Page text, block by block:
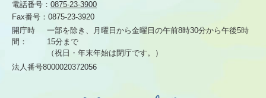
電話番号： 0875-23-3900
Fax番号： 0875-23-3920
開庁時
間：
一部を除き、月曜日から金曜日の午前8時30分から午後5時
15分まで
（祝日・年末年始は閉庁です。）
法人番号8000020372056